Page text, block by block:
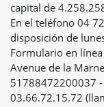
capital de
En el teléfono 04
disposición de
Formulario en línea
Avenue de la
51788472200037 -
03.66.72.15.72